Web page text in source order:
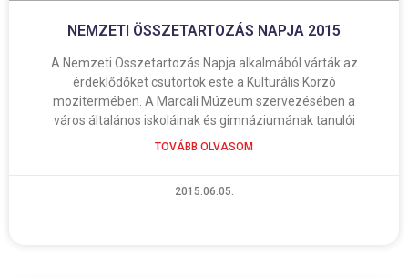
NEMZETI ÖSSZETARTOZÁS NAPJA 2015
A Nemzeti Összetartozás Napja alkalmából várták az
érdeklődőket csütörtök este a Kulturális Korzó
mozitermében. A Marcali Múzeum szervezésében a
város általános iskoláinak és gimnáziumának tanulói
TOVÁBB OLVASOM
2015.06.05.